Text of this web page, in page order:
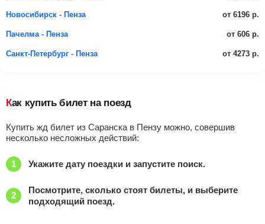
Новосибирск - Пенза от 6196 р.
Пачелма - Пенза от 606 р.
Санкт-Петербург - Пенза от 4273 р.
Как купить билет на поезд
Купить жд билет из Саранска в Пензу можно, совершив
несколько несложных действий:
Укажите дату поездки и запустите поиск.
Посмотрите, сколько стоят билеты, и выберите
подходящий поезд.